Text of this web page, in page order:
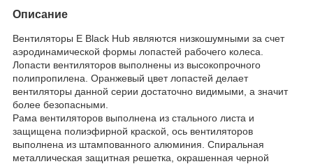
Описание
Вентиляторы E Black Hub являются низкошумными за счет
аэродинамической формы лопастей рабочего колеса.
Лопасти вентиляторов выполнены из высокопрочного
полипропилена. Оранжевый цвет лопастей делает
вентиляторы данной серии достаточно видимыми, а значит
более безопасными.
Рама вентиляторов выполнена из стального листа и
защищена полиэфирной краской, ось вентиляторов
выполнена из штампованного алюминия. Спиральная
металлическая защитная решетка, окрашенная черной